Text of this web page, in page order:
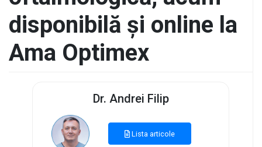
disponibilă și online la
Ama Optimex
Dr. Andrei Filip
Lista articole